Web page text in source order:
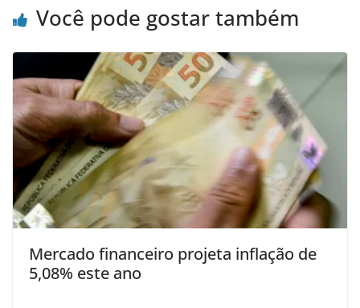
Você pode gostar também
Mercado financeiro projeta inflação de
5,08% este ano